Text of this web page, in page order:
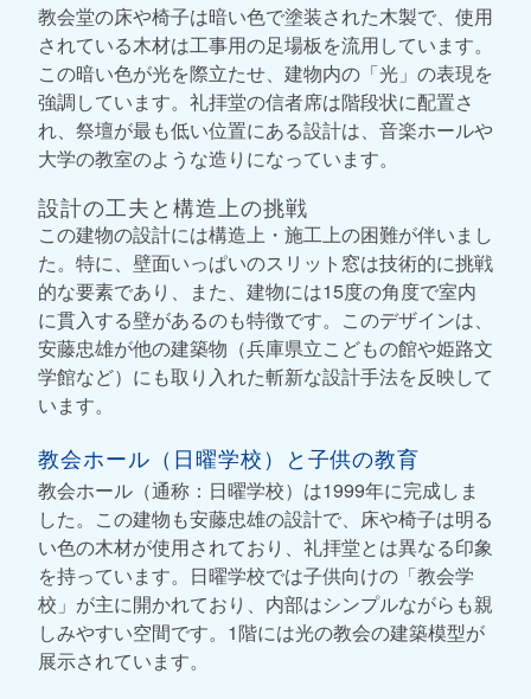
教会堂の床や椅子は暗い色で塗装された木製で、使用
されている木材は工事用の足場板を流用しています。
この暗い色が光を際立たせ、建物内の「光」の表現を
強調しています。礼拝堂の信者席は階段状に配置さ
れ、祭壇が最も低い位置にある設計は、音楽ホールや
大学の教室のような造りになっています。
設計の工夫と構造上の挑戦
この建物の設計には構造上・施工上の困難が伴いまし
た。特に、壁面いっぱいのスリット窓は技術的に挑戦
的な要素であり、また、建物には15度の角度で室内
に貫入する壁があるのも特徴です。このデザインは、
安藤忠雄が他の建築物（兵庫県立こどもの館や姫路文
学館など）にも取り入れた斬新な設計手法を反映して
います。
教会ホール（日曜学校）と子供の教育
教会ホール（通称：日曜学校）は1999年に完成しま
した。この建物も安藤忠雄の設計で、床や椅子は明る
い色の木材が使用されており、礼拝堂とは異なる印象
を持っています。日曜学校では子供向けの「教会学
校」が主に開かれており、内部はシンプルながらも親
しみやすい空間です。1階には光の教会の建築模型が
展示されています。